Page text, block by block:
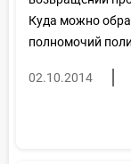
Куда можно
полномочий
02.10.2014